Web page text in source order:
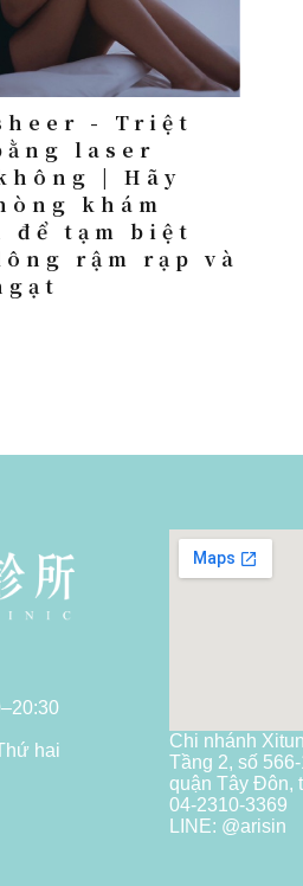
- Triệt
laser
| Hãy
khám
để tạm biệt
rậm rạp và
hai
Chi nhánh Xitun
Tầng 2, số
quận Tây Đôn,
04-2310-3369
LINE: @arisin